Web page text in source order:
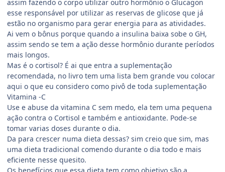
assim fazendo o corpo utilizar outro hormônio o Glucagon
esse responsável por utilizar as reservas de glicose que já
estão no organismo para gerar energia para as atividades.
Ai vem o bônus porque quando a insulina baixa sobe o GH,
assim sendo se tem a ação desse hormônio durante períodos
mais longos.
Mas é o cortisol? É ai que entra a suplementação
recomendada, no livro tem uma lista bem grande vou colocar
aqui o que eu considero como pivô de toda suplementação
Vitamina -C
Use e abuse da vitamina C sem medo, ela tem uma pequena
ação contra o Cortisol e também e antioxidante. Pode-se
tomar varias doses durante o dia.
Da para crescer numa dieta dessas? sim creio que sim, mas
uma dieta tradicional comendo durante o dia todo e mais
eficiente nesse quesito.